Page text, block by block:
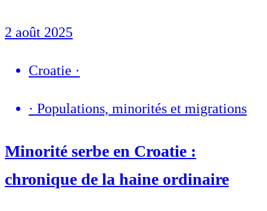
2 août 2025
Croatie ·
· Populations, minorités et migrations
Minorité serbe en Croatie :
chronique de la haine ordinaire